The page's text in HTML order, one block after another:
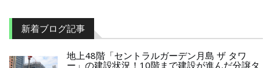
新着ブログ記事
地上48階「セントラルガーデン月島 ザ タワ
ー」の建設状況！10階まで建設が進んだ分譲タ